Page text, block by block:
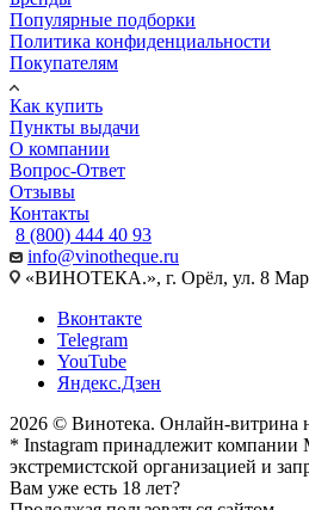
Популярные подборки
Политика конфиденциальности
Покупателям
Как купить
Пункты выдачи
О компании
Вопрос-Ответ
Отзывы
Контакты
8 (800) 444 40 93
info@vinotheque.ru
«ВИНОТЕКА.», г. Орёл, ул. 8
Вконтакте
Telegram
YouTube
Яндекс.Дзен
2026 © Винотека. Онлайн-витрина
* Instagram принадлежит компании
экстремистской организацией и
Вам уже есть 18 лет?